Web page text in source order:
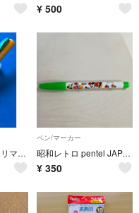
¥ 500
ぺんてる ハイポリマー100G 消しゴム 非売品
ペン/マーカー
昭和レトロ pentel JAPANディズニー サインペン ミッキー ミニー 黄緑
¥ 350